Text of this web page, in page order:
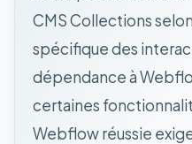
CMS Collections
spécifique des
dépendance à
certaines
Webflow réussie